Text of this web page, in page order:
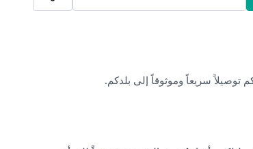
سريعاً وموثوقاً إلى بلدكم.